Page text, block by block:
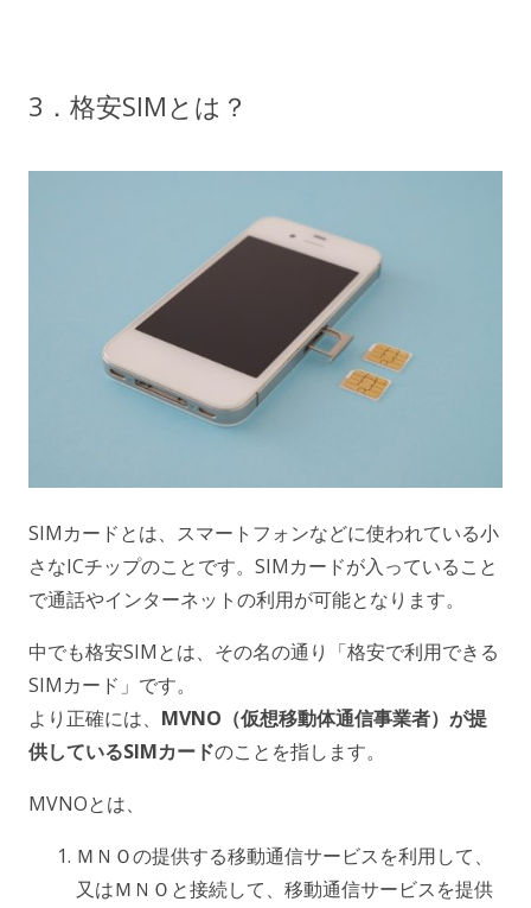
3．格安SIMとは？
SIMカードとは、スマートフォンなどに使われている小
さなICチップのことです。SIMカードが入っていること
で通話やインターネットの利用が可能となります。
中でも格安SIMとは、その名の通り「格安で利用できる
SIMカード」です。
より正確には、 MVNO（仮想移動体通信事業者）が提
供しているSIMカードのことを指します。
MVNOとは、
ＭＮＯの提供する移動通信サービスを利用して、
又はＭＮＯと接続して、移動通信サービスを提供